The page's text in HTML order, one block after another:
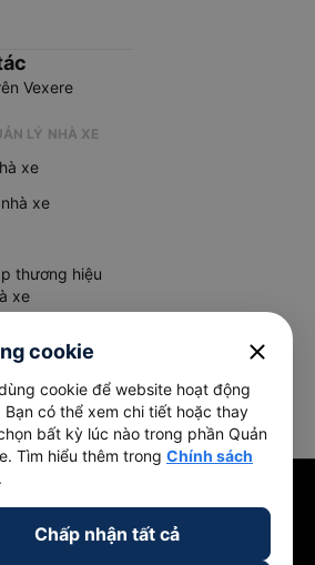
Vexere
LÝ NHÀ XE
xe
xe
thương hiệu
xe
LÝ HÀNG HOÁ
lý hàng hoá
hoá
cookie close
cookie để website hoạt động
Bạn có thể xem chi tiết hoặc thay
bất kỳ lúc nào trong phần Quản
Tìm hiểu thêm trong Chính sách
.
Chấp nhận tất cả